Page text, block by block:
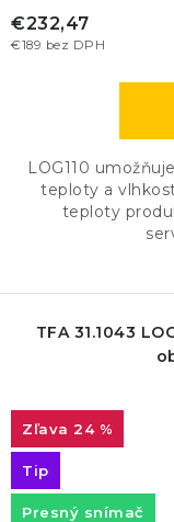
€189 bez DPH
€232,47
LOG110
teploty a
teploty
TFA 31.1043
24 %
Tip
Presný snímač